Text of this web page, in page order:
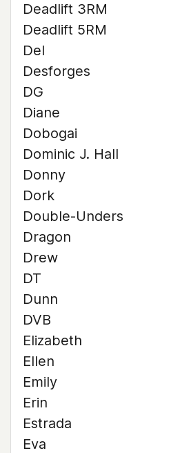
Deadlift 3RM
Deadlift 5RM
Del
Desforges
DG
Diane
Dobogai
Dominic J. Hall
Donny
Dork
Double-Unders
Dragon
Drew
DT
Dunn
DVB
Elizabeth
Ellen
Emily
Erin
Estrada
Eva